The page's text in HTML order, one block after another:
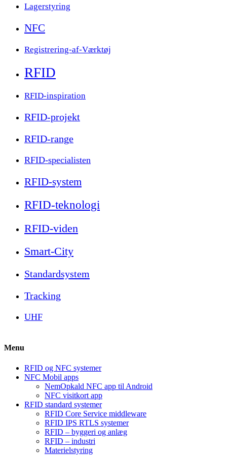
Lagerstyring
NFC
Registrering-af-Værktøj
RFID
RFID-inspiration
RFID-projekt
RFID-range
RFID-specialisten
RFID-system
RFID-teknologi
RFID-viden
Smart-City
Standardsystem
Tracking
UHF
Menu
RFID og NFC systemer
NFC Mobil apps
NemOpkald NFC app til Android
NFC visitkort app
RFID standard systemer
RFID Core Service middleware
RFID IPS RTLS systemer
RFID – byggeri og anlæg
RFID – industri
Materielstyring